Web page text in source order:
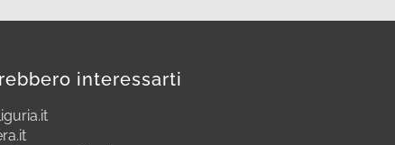
interessarti